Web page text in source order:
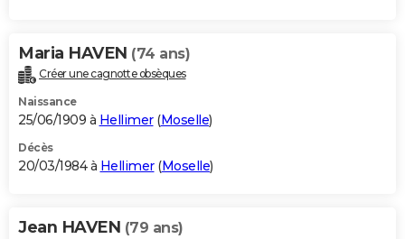
Maria HAVEN (74 ans)
Créer une cagnotte obsèques
Naissance
25/06/1909 à Hellimer(Moselle)
Décès
20/03/1984 à Hellimer(Moselle)
Jean HAVEN (79 ans)